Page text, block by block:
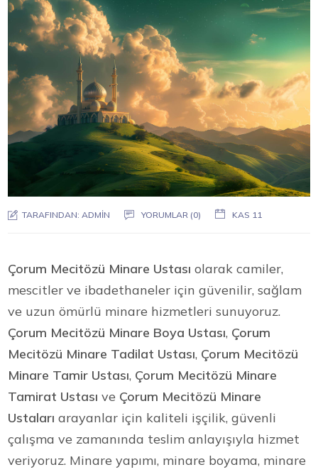
TARAFINDAN: ADMIN YORUMLAR (0) KAS 11
Çorum Mecitözü Minare Ustası olarak camiler,
mescitler ve ibadethaneler için güvenilir, sağlam
ve uzun ömürlü minare hizmetleri sunuyoruz.
Çorum Mecitözü Minare Boya Ustası, Çorum
Mecitözü Minare Tadilat Ustası, Çorum Mecitözü
Minare Tamir Ustası, Çorum Mecitözü Minare
Tamirat Ustası ve Çorum Mecitözü Minare
Ustaları arayanlar için kaliteli işçilik, güvenli
çalışma ve zamanında teslim anlayışıyla hizmet
veriyoruz. Minare yapımı, minare boyama, minare